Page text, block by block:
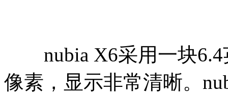
nubia X6采用一块6.4
像素，显示非常清晰。